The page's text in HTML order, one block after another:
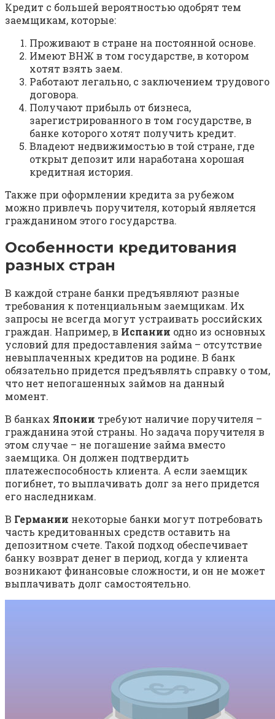
Кредит с большей вероятностью одобрят тем
заемщикам, которые:
Проживают в стране на постоянной основе.
Имеют ВНЖ в том государстве, в котором
хотят взять заем.
Работают легально, с заключением трудового
договора.
Получают прибыль от бизнеса,
зарегистрированного в том государстве, в
банке которого хотят получить кредит.
Владеют недвижимостью в той стране, где
открыт депозит или наработана хорошая
кредитная история.
Также при оформлении кредита за рубежом
можно привлечь поручителя, который является
гражданином этого государства.
Особенности кредитования
разных стран
В каждой стране банки предъявляют разные
требования к потенциальным заемщикам. Их
запросы не всегда могут устраивать российских
граждан. Например, в Испании одно из основных
условий для предоставления займа – отсутствие
невыплаченных кредитов на родине. В банк
обязательно придется предъявлять справку о том,
что нет непогашенных займов на данный
момент.
В банках Японии требуют наличие поручителя –
гражданина этой страны. Но задача поручителя в
этом случае – не погашение займа вместо
заемщика. Он должен подтвердить
платежеспособность клиента. А если заемщик
погибнет, то выплачивать долг за него придется
его наследникам.
В Германии некоторые банки могут потребовать
часть кредитованных средств оставить на
депозитном счете. Такой подход обеспечивает
банку возврат денег в период, когда у клиента
возникают финансовые сложности, и он не может
выплачивать долг самостоятельно.